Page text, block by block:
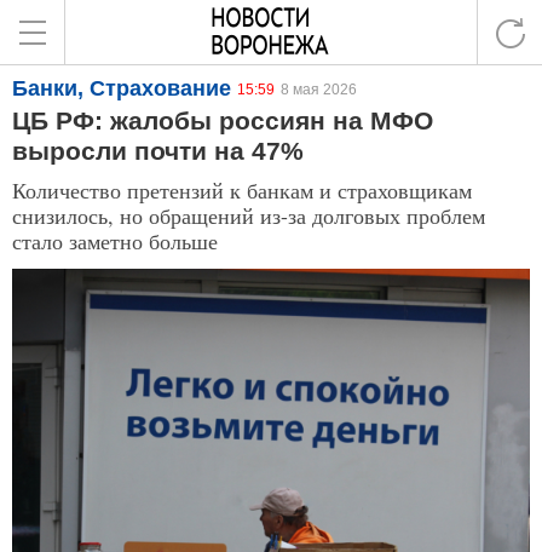
Банки, Страхование 15:59 8 мая 2026
ЦБ РФ: жалобы россиян на МФО
выросли почти на 47%
Количество претензий к банкам и страховщикам
снизилось, но обращений из-за долговых проблем
стало заметно больше